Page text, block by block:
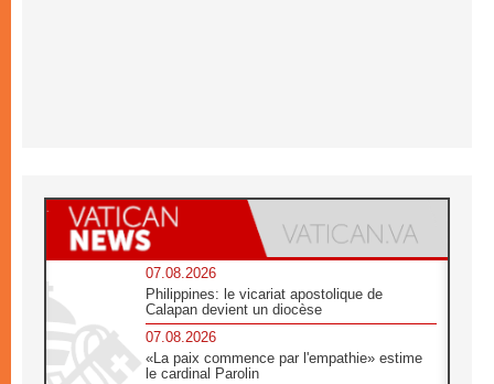
07.08.2026
Philippines: le vicariat apostolique de
Calapan devient un diocèse
07.08.2026
«La paix commence par l'empathie» estime
le cardinal Parolin